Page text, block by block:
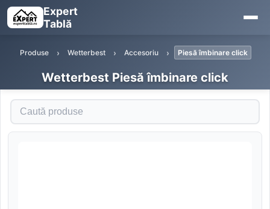
Expert
Tablă
Produse Wetterbest Accesoriu Piesă îmbinare click
Wetterbest Piesă îmbinare click
Caută produse